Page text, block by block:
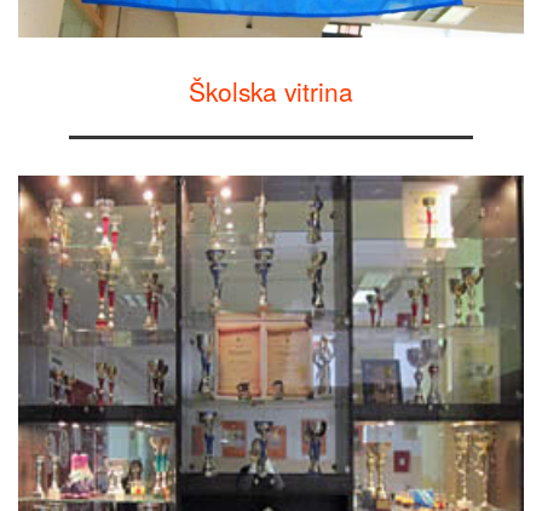
Školska vitrina